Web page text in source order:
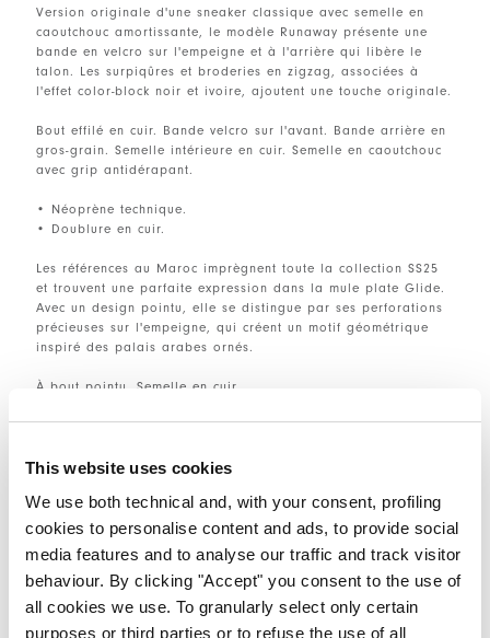
This website uses cookies
We use both technical and, with your consent, profiling
cookies to personalise content and ads, to provide social
media features and to analyse our traffic and track visitor
behaviour. By clicking "Accept" you consent to the use of
all cookies we use. To granularly select only certain
purposes or third parties or to refuse the use of all
Version originale d'une sneaker classique avec semelle en
caoutchouc amortissante, le modèle Runaway présente une
bande en velcro sur l'empeigne et à l'arrière qui libère le
talon. Les surpiqûres et broderies en zigzag, associées à
l'effet color-block noir et ivoire, ajoutent une touche originale.
Bout effilé en cuir. Bande velcro sur l'avant. Bande arrière en
gros-grain. Semelle intérieure en cuir. Semelle en caoutchouc
avec grip antidérapant.
• Néoprène technique.
• Doublure en cuir.
Les références au Maroc imprègnent toute la collection SS25
et trouvent une parfaite expression dans la mule plate Glide.
Avec un design pointu, elle se distingue par ses perforations
précieuses sur l'empeigne, qui créent un motif géométrique
inspiré des palais arabes ornés.
À bout pointu. Semelle en cuir.
• Cuir.
TAILLE ET COUPE
DÉTAILS PRODUIT